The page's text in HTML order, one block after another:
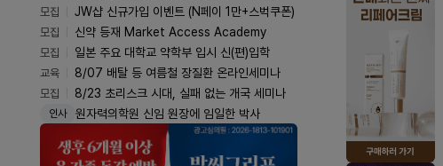
모집
JW샵 신규가입 이벤트 (N페이 1만+스벅쿠폰)
모집
신약 등재 Market Access Academy
모집
일본 주요 대학교 약학부 입시 신(편)입학
교육
8/07 배탈 등 여름철 장질환 온라인세미나
모집
8/23 초리스크 시대, 실패 없는 개국 세미나
인사 원자력의학원 신임 원장에 임일한 박사